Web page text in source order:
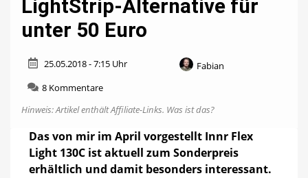
LightStrip-Alternative für
unter 50 Euro
25.05.2018 - 7:15 Uhr
Fabian
8 Kommentarezu
Flex:
Meter
lange
LightStrip-
Hinweis: Artikel enthält Affiliate-Links. Was ist das?
Das von mir im April vorgestellt Innr Flex
Light 130C ist aktuell zum Sonderpreis
erhältlich und damit besonders interessant.